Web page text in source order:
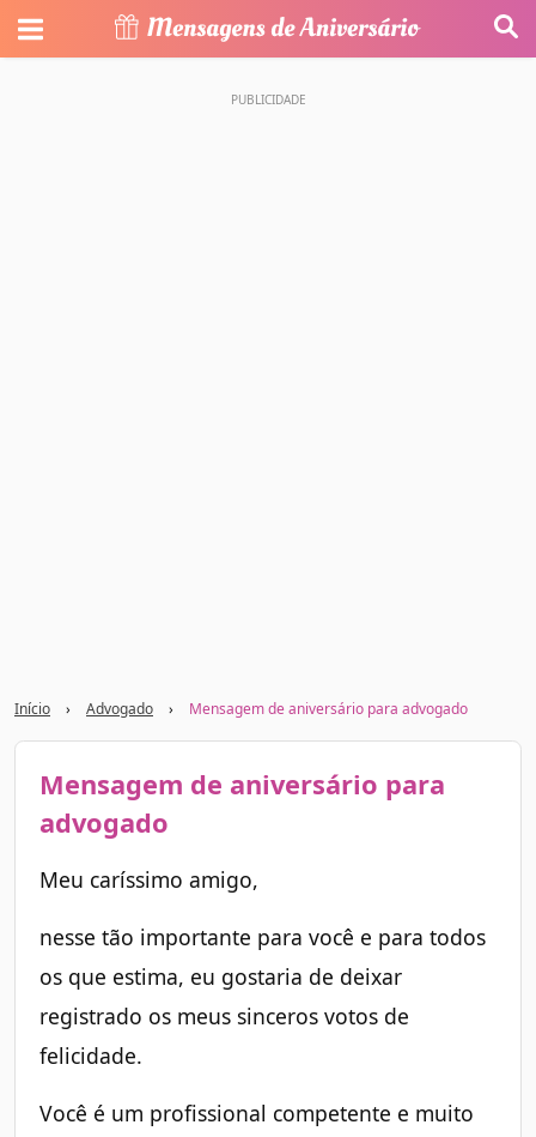
Início › Advogado › Mensagem de aniversário para advogado
Mensagem de aniversário para
advogado
Meu caríssimo amigo,
nesse tão importante para você e para todos
os que estima, eu gostaria de deixar
registrado os meus sinceros votos de
felicidade.
Você é um profissional competente e muito